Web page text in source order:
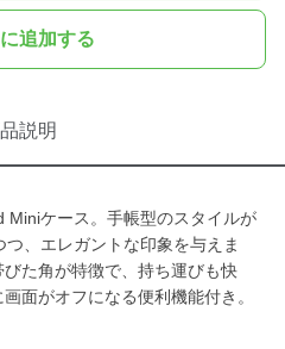
追加する
説明
Miniケース。手帳型のスタイルが
、エレガントな印象を与えま
た角が特徴で、持ち運びも快
面がオフになる便利機能付き。